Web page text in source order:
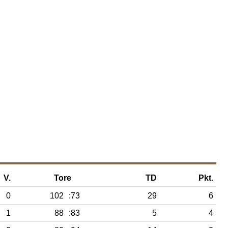
V. Tore TD Pkt.
0 102 :73 29
6
1 88 :83 5
4